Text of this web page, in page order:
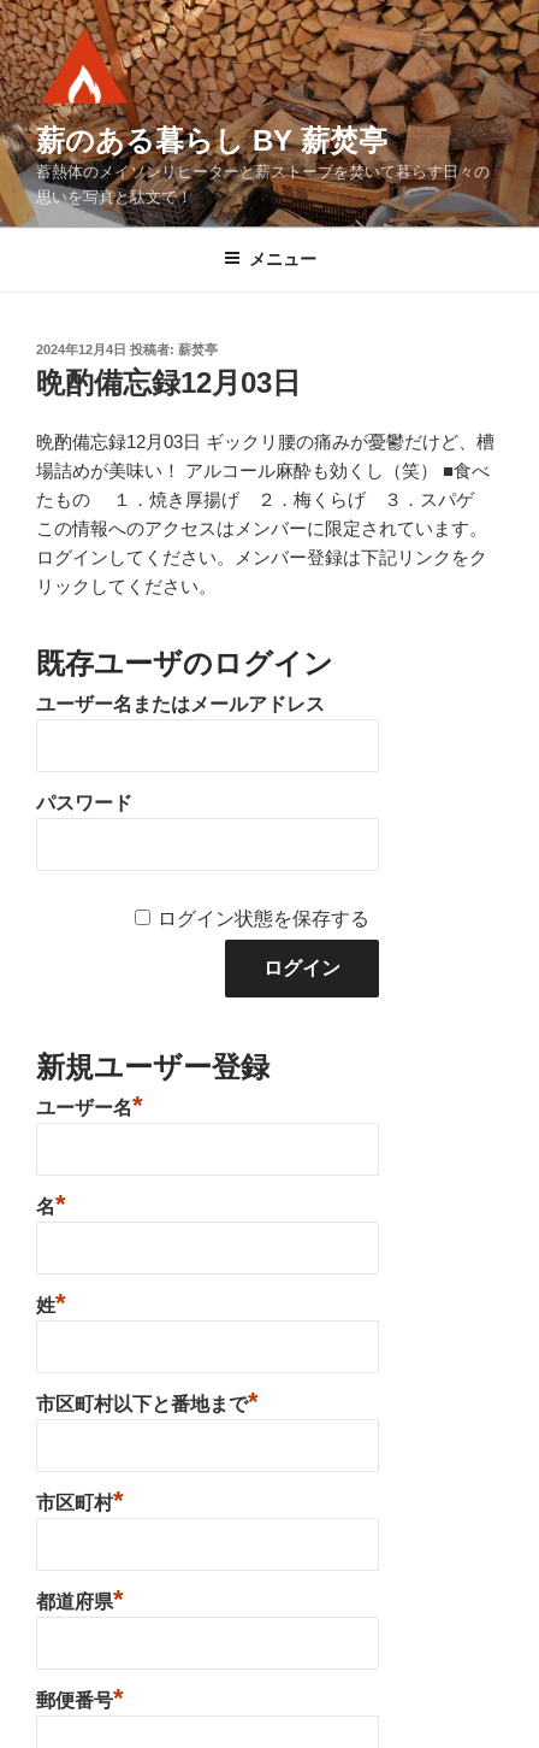
コ
ン
テ
ン
ツ
へ
キ
薪のある暮らし BY 薪焚亭
蓄熱体のメイソンリヒーターと薪ストーブを焚いて暮らす日々の
思いを写真と駄文で！
メニュー
投
稿
日:
2024年12月4日 投稿者: 薪焚亭
晩酌備忘録12月03日
晩酌備忘録12月03日 ギックリ腰の痛みが憂鬱だけど、槽
場詰めが美味い！ アルコール麻酔も効くし（笑） ■食べ
たもの １．焼き厚揚げ ２．梅くらげ ３．スパゲ
この情報へのアクセスはメンバーに限定されています。
ログインしてください。メンバー登録は下記リンクをク
リックしてください。
既存ユーザのログイン
ユーザー名またはメールアドレス
パスワード
ログイン状態を保存する
新規ユーザー登録
ユーザー名*
名*
姓*
市区町村以下と番地まで*
市区町村*
都道府県*
郵便番号*